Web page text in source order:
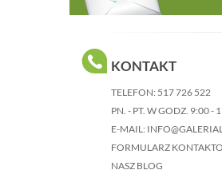
KONTAKT
TELEFON: 517 726 522
PN. - PT. W GODZ. 9:00 -
E-MAIL:
FORMULARZ
NASZ BLOG